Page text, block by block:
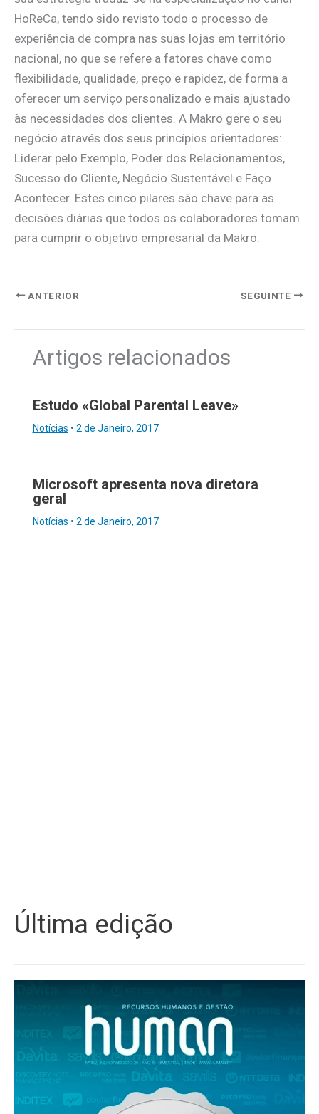
HoReCa, tendo sido revisto todo o processo de
experiência de compra nas suas lojas em território
nacional, no que se refere a fatores chave como
flexibilidade, qualidade, preço e rapidez, de forma a
oferecer um serviço personalizado e mais ajustado
às necessidades dos clientes. A Makro gere o seu
negócio através dos seus princípios orientadores:
Liderar pelo Exemplo, Poder dos Relacionamentos,
Sucesso do Cliente, Negócio Sustentável e Faço
Acontecer. Estes cinco pilares são chave para as
decisões diárias que todos os colaboradores tomam
para cumprir o objetivo empresarial da Makro.
ANTERIOR SEGUINTE
Artigos relacionados
Estudo «Global Parental Leave»
Notícias • 2 de Janeiro, 2017
Microsoft apresenta nova diretora
geral
Notícias • 2 de Janeiro, 2017
Última edição